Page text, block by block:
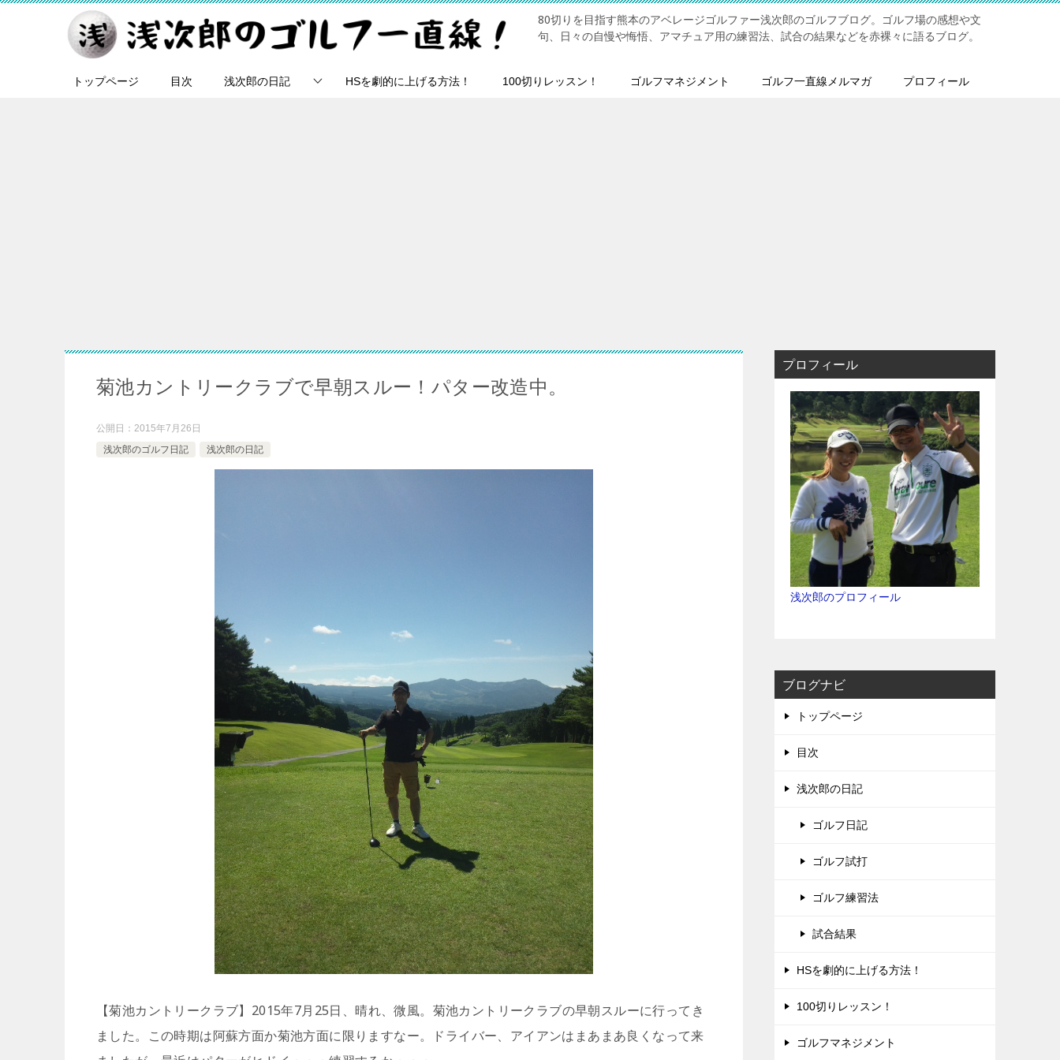
80切りを目指す熊本のアベレージゴルファー浅次郎のゴルフブログ。ゴルフ場の感想や文
句、日々の自慢や悔悟、アマチュア用の練習法、試合の結果などを赤裸々に語るブログ。
トップページ 目次 浅次郎の日記 HSを劇的に上げる方法！ 100切りレッスン！ ゴルフマネジメント ゴルフ一直線メルマガ プロフィール
菊池カントリークラブで早朝スルー！パター改造中。
公開日： 2015年7月26日
浅次郎のゴルフ日記
浅次郎の日記
【菊池カントリークラブ】2015年7月25日、晴れ、微風。菊池カントリークラブの早朝スルーに行ってき
ました。この時期は阿蘇方面か菊池方面に限りますなー。ドライバー、アイアンはまあまあ良くなって来
プロフィール
浅次郎のプロフィール
ブログナビ
トップページ
目次
浅次郎の日記
ゴルフ日記
ゴルフ試打
ゴルフ練習法
試合結果
HSを劇的に上げる方法！
100切りレッスン！
ゴルフマネジメント